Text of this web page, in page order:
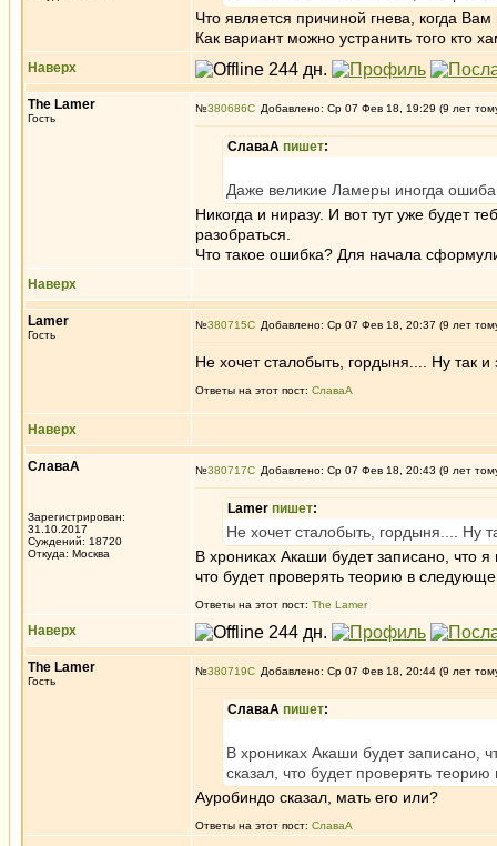
Что является причиной гнева, когда
Как вариант можно устранить того кто
Наверх
The Lamer
Гость
№380686 Добавлено: Ср 07 Фев 18, 19:29 (9 лет
СлаваА пишет:
Даже великие Ламеры иногда
Никогда и ниразу. И вот тут уже будет
разобраться.
Что такое ошибка? Для начала
Наверх
Lamer
Гость
№380715 Добавлено: Ср 07 Фев 18, 20:37 (9 лет
Не хочет сталобыть, гордыня.... Ну так
Ответы на этот пост: СлаваА
Наверх
СлаваА
Зарегистрирован:
31.10.2017
Суждений: 18720
Откуда: Москва
№380717 Добавлено: Ср 07 Фев 18, 20:43 (9 лет
Lamer пишет:
Не хочет сталобыть, гордыня.... Ну
В хрониках Акаши будет записано, что
что будет проверять теорию в
Ответы на этот пост: The Lamer
Наверх
The Lamer
Гость
№380719 Добавлено: Ср 07 Фев 18, 20:44 (9 лет
СлаваА пишет:
В хрониках Акаши будет записано,
сказал, что будет проверять
Ауробиндо сказал, мать его или?
Ответы на этот пост: СлаваА